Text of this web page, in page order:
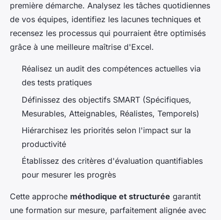
première démarche. Analysez les tâches quotidiennes
de vos équipes, identifiez les lacunes techniques et
recensez les processus qui pourraient être optimisés
grâce à une meilleure maîtrise d'Excel.
Réalisez un audit des compétences actuelles via
des tests pratiques
Définissez des objectifs SMART (Spécifiques,
Mesurables, Atteignables, Réalistes, Temporels)
Hiérarchisez les priorités selon l'impact sur la
productivité
Établissez des critères d'évaluation quantifiables
pour mesurer les progrès
Cette approche méthodique et structurée garantit
une formation sur mesure, parfaitement alignée avec